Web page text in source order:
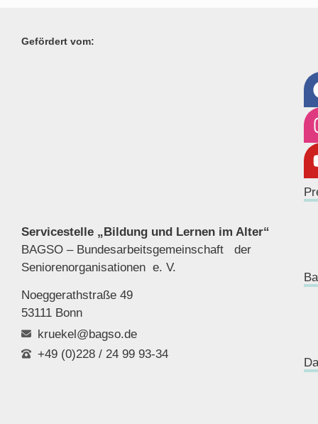
Gefördert vom:
Servicestelle „Bildung und Lernen im Alter“
BAGSO – Bundesarbeitsgemeinschaft der
Seniorenorganisationen e. V.
Noeggerathstraße 49
53111 Bonn
kruekel@bagso.de
+49 (0)228 / 24 99 93-34